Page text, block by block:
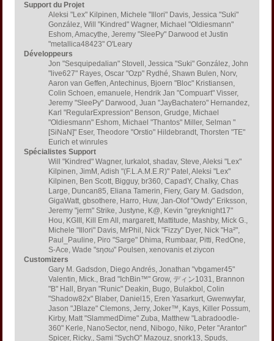
Support du Projet
Aleksi "Lex" Kilpinen, Michele "Illori" Davis, Jessica "Suki"
González, Will "Kindred" Wagner, Michael "Oldiesmann"
Eshom, Amacythe, Jeremy "SleePy" Darwood et Justin
"metallica48423" O'Leary
Développeurs
Jon "Sesquipedalian" Stovell, Jessica "Suki" González, John
"live627" Rayes, Oscar "Ozp" Rydhé, Shawn Bulen, Norv,
Aaron van Geffen, Antechinus, Bjoern "Bloc" Kristiansen,
Colin Schoen, emanuele, Hendrik Jan "Compuart" Visser,
Jeremy "SleePy" Darwood, Juan "JayBachatero" Hernandez,
Karl "RegularExpression" Benson, Grudge, Michael
"Oldiesmann" Eshom, Michael "Thantos" Miller, Selman "
[SiNaN]" Eser, Theodore "Orstio" Hildebrandt, Thorsten "TE"
Eurich et winrules
Spécialistes Support
Will "Kindred" Wagner, lurkalot, shadav, Steve, Aleksi "Lex"
Kilpinen, JimM, Adish "(F.L.A.M.E.R)" Patel, Aleksi "Lex"
Kilpinen, Ben Scott, Bigguy, br360, CapadY, Chalky, Chas
Large, Duncan85, Eliana Tamerin, Fiery, Gary M. Gadsdon,
GigaWatt, gbsothere, Harro, Huw, Jan-Olof "Owdy" Eriksson,
Jeremy "jerm" Strike, Justyne, K@, Kevin "greyknight17"
Hou, KGIII, Kill Em All, margarett, Mattitude, Mashby, Mick G.,
Michele "Illori" Davis, MrPhil, Nick "Fizzy" Dyer, Nick "Ha²",
Paul_Pauline, Piro "Sarge" Dhima, Rumbaar, Pitti, RedOne,
S-Ace, Wade "sησω" Poulsen, xenovanis et ziycon
Customizers
Gary M. Gadsdon, Diego Andrés, Jonathan "vbgamer45"
Valentin, Mick., Brad "IchBin™" Grow, ディン1031, Brannon
"B" Hall, Bryan "Runic" Deakin, Bugo, Bulakbol, Colin
"Shadow82x" Blaber, Daniel15, Eren Yasarkurt, Gwenwyfar,
Jason "JBlaze" Clemons, Jerry, Joker™, Kays, Killer Possum,
Kirby, Matt "SlammedDime" Zuba, Matthew "Labradoodle-
360" Kerle, NanoSector, nend, Nibogo, Niko, Peter "Arantor"
Spicer, Ricky., Sami "SychO" Mazouz, snork13, Spuds,